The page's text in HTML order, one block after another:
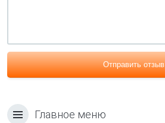
Отправить отзыв
Главное меню